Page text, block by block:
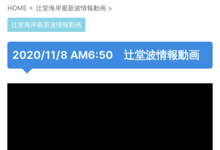
HOME > 辻堂海岸最新波情報動画 >
辻堂海岸最新波情報動画
2020/11/8 AM6:50 辻堂波情報動画